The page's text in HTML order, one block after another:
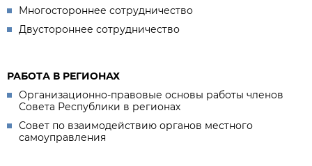
Многостороннее сотрудничество
Двустороннее сотрудничество
РАБОТА В РЕГИОНАХ
Организационно-правовые основы работы членов
Совета Республики в регионах
Совет по взаимодействию органов местного
самоуправления